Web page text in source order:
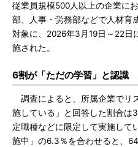
従業員規模500人以上の企業に
部、人事・労務部などで人材育
対象に、2026年3月19日～22日
施された。
6割が「ただの学習」と認識
調査によると、所属企業でリ
施している」と回答した割合は
定職種などに限定して実施して
施中」の6.3％を合わせると、